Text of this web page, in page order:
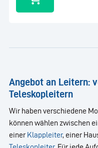
Angebot an Leitern:
Teleskopleitern
Wir haben verschiedene
können wählen zwischen
einer Klappleiter, einer